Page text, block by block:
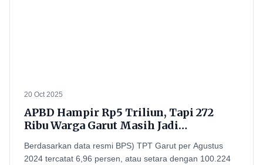
20 Oct 2025
APBD Hampir Rp5 Triliun, Tapi 272
Ribu Warga Garut Masih Jadi
Berdasarkan data resmi BPS) TPT Garut per Agustus
2024 tercatat 6,96 persen, atau setara dengan 100.224